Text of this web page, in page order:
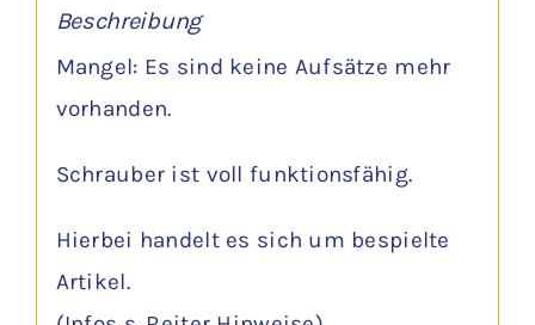
Beschreibung
Mangel: Es sind keine Aufsätze mehr
vorhanden.
Schrauber ist voll funktionsfähig.
Hierbei handelt es sich um bespielte
Artikel.